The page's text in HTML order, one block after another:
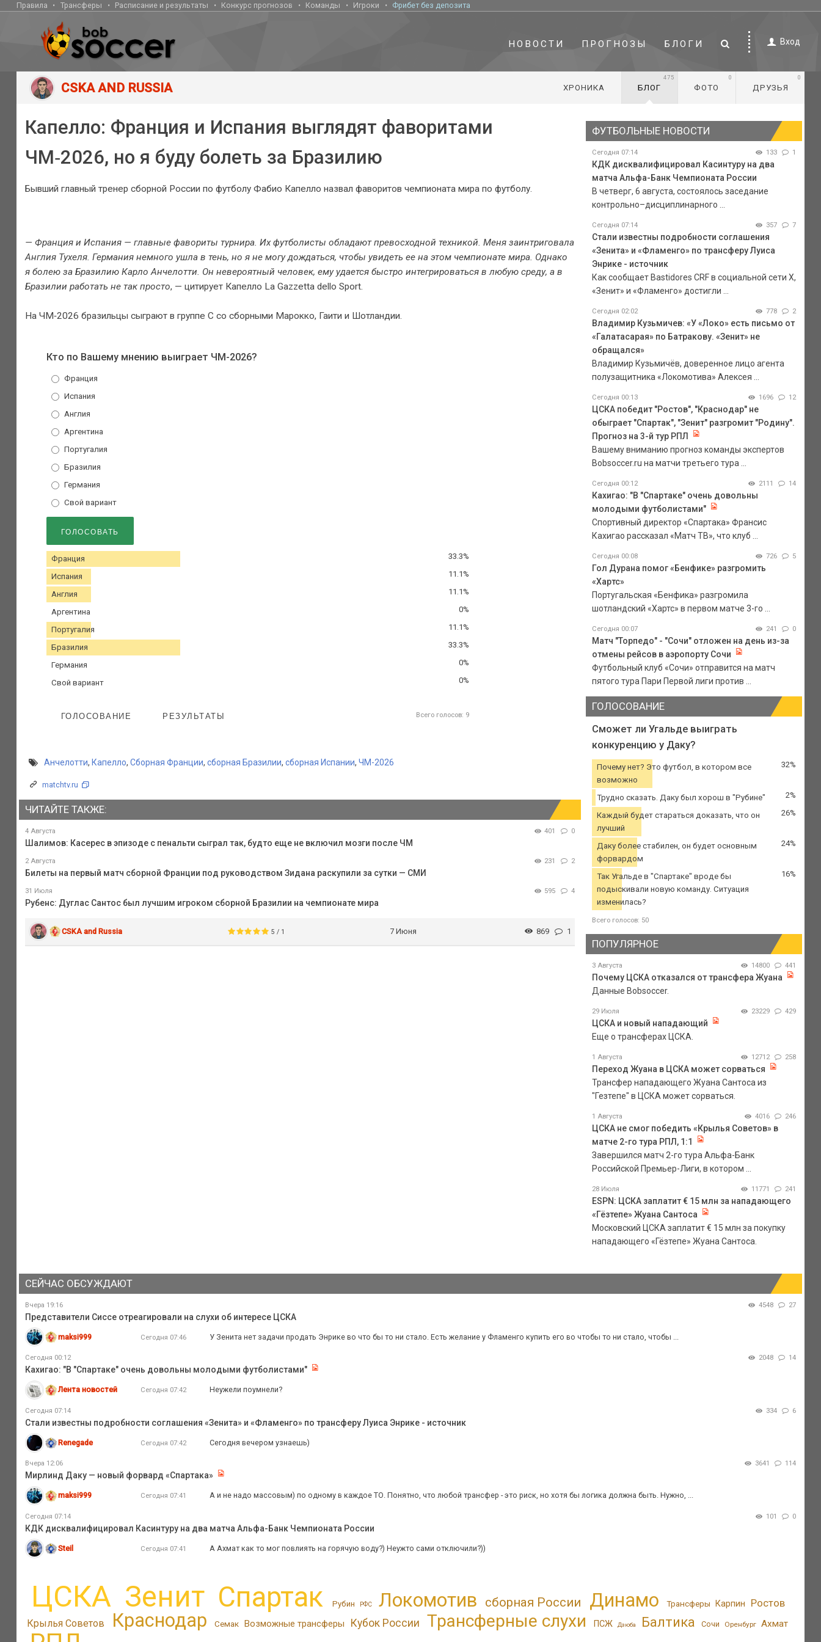
Правила Трансферы Расписание и результаты Конкурс прогнозов Команды Игроки Фрибет без депозита
НОВОСТИ ПРОГНОЗЫ БЛОГИ Вход
CSKA AND RUSSIA ХРОНИКА БЛОГ
475
ФОТО
0
ДРУЗЬЯ
0
Капелло: Франция и Испания выглядят фаворитами
ЧМ‑2026, но я буду болеть за Бразилию
Бывший главный тренер сборной России по футболу Фабио Капелло назвал фаворитов чемпионата мира по футболу.
— Франция и Испания — главные фавориты турнира. Их футболисты обладают превосходной техникой. Меня заинтриговала
Англия Тухеля. Германия немного ушла в тень, но я не могу дождаться, чтобы увидеть ее на этом чемпионате мира. Однако
я болею за Бразилию Карло Анчелотти. Он невероятный человек, ему удается быстро интегрироваться в любую среду, а в
Бразилии работать не так просто, — цитирует Капелло La Gazzetta dello Sport.
На ЧМ‑2026 бразильцы сыграют в группе С со сборными Марокко, Гаити и Шотландии.
Кто по Вашему мнению выиграет ЧМ-2026?
Франция
Испания
Англия
Аргентина
Португалия
Бразилия
Германия
Свой вариант
Франция 33.3%
Испания 11.1%
Англия 11.1%
Аргентина 0%
Португалия 11.1%
Бразилия 33.3%
Германия 0%
Свой вариант 0%
ГОЛОСОВАНИЕ РЕЗУЛЬТАТЫ Всего голосов: 9
Анчелотти, Капелло, Сборная Франции, сборная Бразилии, сборная Испании, ЧМ-2026
matchtv.ru
ЧИТАЙТЕ ТАКЖЕ:
4 Августа 401 0
Шалимов: Касерес в эпизоде с пенальти сыграл так, будто еще не включил мозги после ЧМ
2 Августа 231 2
Билеты на первый матч сборной Франции под руководством Зидана раскупили за сутки — СМИ
31 Июля 595 4
Рубенс: Дуглас Сантос был лучшим игроком сборной Бразилии на чемпионате мира
CSKA and Russia 5 / 1 7 Июня 869 1
ФУТБОЛЬНЫЕ НОВОСТИ
Сегодня 07:14 133 1
КДК дисквалифицировал Касинтуру на два
матча Альфа-Банк Чемпионата России
В четверг, 6 августа, состоялось заседание
контрольно–дисциплинарного ...
Сегодня 07:14 357 7
Стали известны подробности соглашения
«Зенита» и «Фламенго» по трансферу Луиса
Энрике - источник
Как сообщает Bastidores CRF в социальной сети Х,
«Зенит» и «Фламенго» достигли ...
Сегодня 02:02 778 2
Владимир Кузьмичев: «У «Локо» есть письмо от
«Галатасарая» по Батракову. «Зенит» не
обращался»
Владимир Кузьмичёв, доверенное лицо агента
полузащитника «Локомотива» Алексея ...
Сегодня 00:13 1696 12
ЦСКА победит "Ростов", "Краснодар" не
обыграет "Спартак", "Зенит" разгромит "Родину".
Прогноз на 3-й тур РПЛ
Вашему вниманию прогноз команды экспертов
Bobsoccer.ru на матчи третьего тура ...
Сегодня 00:12 2111 14
Кахигао: "В "Спартаке" очень довольны
молодыми футболистами"
Спортивный директор «Спартака» Франсис
Кахигао рассказал «Матч ТВ», что клуб ...
Сегодня 00:08 726 5
Гол Дурана помог «Бенфике» разгромить
«Хартс»
Португальская «Бенфика» разгромила
шотландский «Хартс» в первом матче 3-го ...
Сегодня 00:07 241 0
Матч "Торпедо" - "Сочи" отложен на день из-за
отмены рейсов в аэропорту Сочи
Футбольный клуб «Сочи» отправится на матч
пятого тура Пари Первой лиги против ...
ГОЛОСОВАНИЕ
Сможет ли Угальде выиграть
конкуренцию у Даку?
Почему нет? Это футбол, в котором все
возможно
32%
Трудно сказать. Даку был хорош в "Рубине" 2%
Каждый будет стараться доказать, что он
лучший
26%
Даку более стабилен, он будет основным
форвардом
24%
Так Угальде в "Спартаке" вроде бы
подыскивали новую команду. Ситуация
изменилась?
16%
Всего голосов: 50
ПОПУЛЯРНОЕ
3 Августа 14800 441
Почему ЦСКА отказался от трансфера Жуана
Данные Bobsoccer.
29 Июля 23229 429
ЦСКА и новый нападающий
Еще о трансферах ЦСКА.
1 Августа 12712 258
Переход Жуана в ЦСКА может сорваться
Трансфер нападающего Жуана Сантоса из
"Гезтепе" в ЦСКА может сорваться.
1 Августа 4016 246
ЦСКА не смог победить «Крылья Советов» в
матче 2-го тура РПЛ, 1:1
Завершился матч 2-го тура Альфа-Банк
Российской Премьер-Лиги, в котором ...
28 Июля 11771 241
ESPN: ЦСКА заплатит € 15 млн за нападающего
«Гёзтепе» Жуана Сантоса
Московский ЦСКА заплатит € 15 млн за покупку
нападающего «Гёзтепе» Жуана Сантоса.
СЕЙЧАС ОБСУЖДАЮТ
Вчера 19:16 4548 27
Представители Сиссе отреагировали на слухи об интересе ЦСКА
maksi999 Сегодня 07:46 У Зенита нет задачи продать Энрике во что бы то ни стало. Есть желание у Фламенго купить его во чтобы то ни стало, чтобы ...
Сегодня 00:12 2048 14
Кахигао: "В "Спартаке" очень довольны молодыми футболистами"
Лента новостей Сегодня 07:42 Неужели поумнели?
Сегодня 07:14 334 6
Стали известны подробности соглашения «Зенита» и «Фламенго» по трансферу Луиса Энрике - источник
Renegade Сегодня 07:42 Сегодня вечером узнаешь)
Вчера 12:06 3641 114
Мирлинд Даку — новый форвард «Спартака»
maksi999 Сегодня 07:41 А и не надо массовым) по одному в каждое ТО. Понятно, что любой трансфер - это риск, но хотя бы логика должна быть. Нужно, ...
Сегодня 07:14 101 0
КДК дисквалифицировал Касинтуру на два матча Альфа-Банк Чемпионата России
Steil Сегодня 07:41 А Ахмат как то мог повлиять на горячую воду?) Неужто сами отключили?))
ЦСКА Зенит Спартак Рубин РФС Локомотив сборная России Динамо Трансферы Карпин Ростов
Крылья Советов Краснодар Семак Возможные трансферы Кубок России Трансферные слухи ПСЖ Дзюба Балтика Сочи Оренбург Ахмат